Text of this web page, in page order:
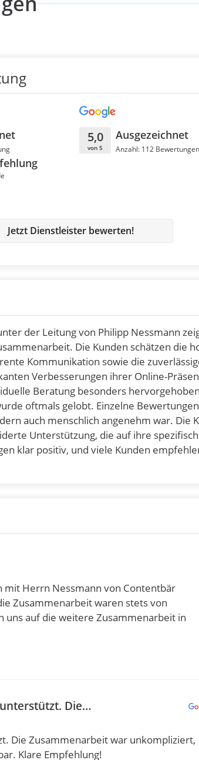
5,0
von 5
Ausgezeichnet
Anzahl: 112
Jetzt Dienstleister bewerten!
der Leitung von Philipp Nessmann
Die Kunden schätzen die
Kommunikation sowie die
Verbesserungen ihrer Online-
Beratung besonders
oftmals gelobt. Einzelne
auch menschlich angenehm war. Die
Unterstützung, die auf ihre
klar positiv, und viele Kunden
mit Herrn Nessmann von Contentbär
Zusammenarbeit waren stets von
uns auf die weitere Zusammenarbeit in
Die…
Die Zusammenarbeit war unkompliziert,
Klare Empfehlung!